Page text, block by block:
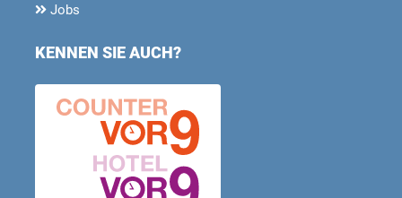
Jobs
KENNEN SIE AUCH?